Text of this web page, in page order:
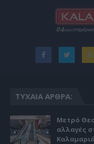
ΤΥΧΑΊΑ ΆΡΘΡΑ:
Μετρό
αλλαγές